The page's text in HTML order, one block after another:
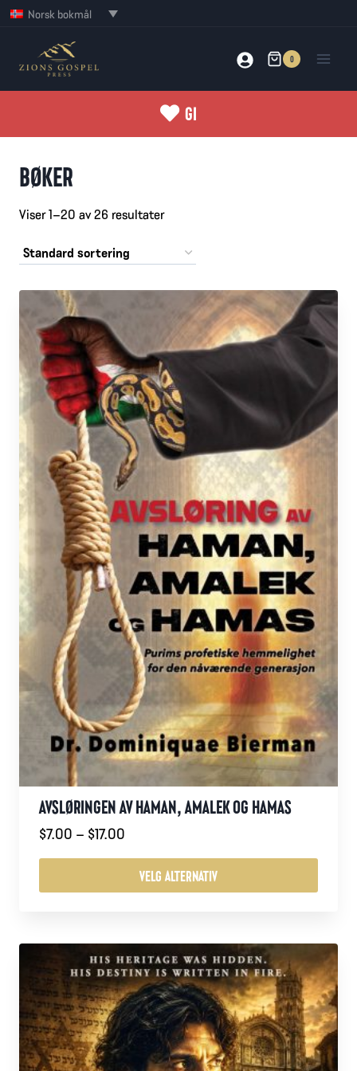
Skip
content
Norsk bokmål
0
GI
BØKER
Viser 1–20 av 26 resultater
AVSLØRINGEN AV HAMAN, AMALEK OG HAMAS
$7.00 – $17.00Prisområde:
$17.00
VELG ALTERNATIV
har
varianter.
Alternativene
kan
velges
på